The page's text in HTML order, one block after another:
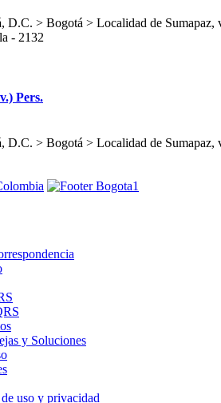
D.C. > Bogotá > Localidad de Sumapaz,
- 2132
Pers.
D.C. > Bogotá > Localidad de Sumapaz,
y Soluciones
uso y privacidad